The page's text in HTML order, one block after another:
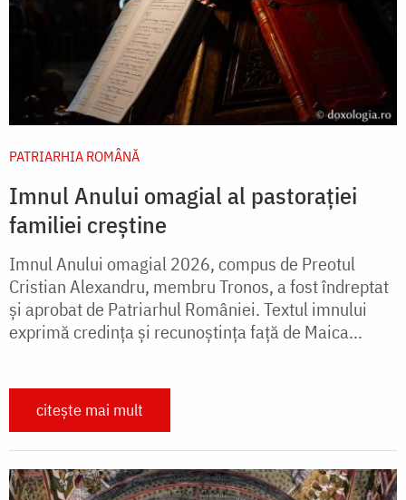
PATRIARHIA ROMÂNĂ
Imnul Anului omagial al pastorației
familiei creștine
Imnul Anului omagial 2026, compus de Preotul
Cristian Alexandru, membru Tronos, a fost îndreptat
și aprobat de Patriarhul României. Textul imnului
exprimă credința și recunoștința față de Maica...
citește mai mult